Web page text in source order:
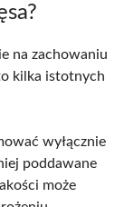
na zachowaniu
kilka istotnych
wyłącznie
poddawane
może